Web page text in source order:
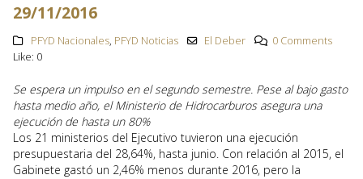
29/11/2016
PFYD Nacionales, PFYD Noticias El Deber
0 Comments
Like: 0
Se espera un impulso en el segundo semestre. Pese al bajo gasto
hasta medio año, el Ministerio de Hidrocarburos asegura una
ejecución de hasta un 80%
Los 21 ministerios del Ejecutivo tuvieron una ejecución
presupuestaria del 28,64%, hasta junio. Con relación al 2015, el
Gabinete gastó un 2,46% menos durante 2016, pero la